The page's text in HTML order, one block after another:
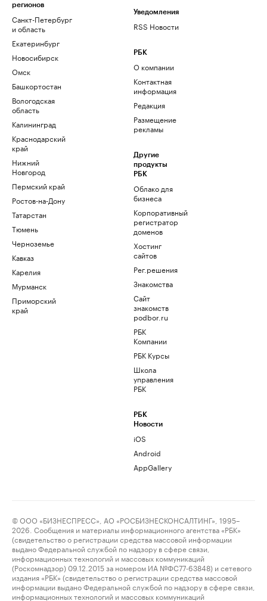
регионов
Санкт-Петербург
и область
Екатеринбург
Новосибирск
Омск
Башкортостан
Вологодская
область
Калининград
Краснодарский
край
Нижний
Новгород
Пермский край
Ростов-на-Дону
Татарстан
Тюмень
Черноземье
Кавказ
Карелия
Мурманск
Приморский
край
Уведомления
RSS Новости
РБК
О компании
Контактная
информация
Редакция
Размещение
рекламы
Другие
продукты
РБК
Облако для
бизнеса
Корпоративный
регистратор
доменов
Хостинг
сайтов
Рег.решения
Знакомства
Сайт
знакомств
podbor.ru
РБК
Компании
РБК Курсы
Школа
управления
РБК
РБК
Новости
iOS
Android
AppGallery
© ООО «БИЗНЕСПРЕСС», АО «РОСБИЗНЕСКОНСАЛТИНГ», 1995–
2026. Сообщения и материалы информационного агентства «РБК»
(свидетельство о регистрации средства массовой информации
выдано Федеральной службой по надзору в сфере связи,
информационных технологий и массовых коммуникаций
(Роскомнадзор) 09.12.2015 за номером ИА №ФС77-63848) и сетевого
издания «РБК» (свидетельство о регистрации средства массовой
информации выдано Федеральной службой по надзору в сфере связи,
информационных технологий и массовых коммуникаций